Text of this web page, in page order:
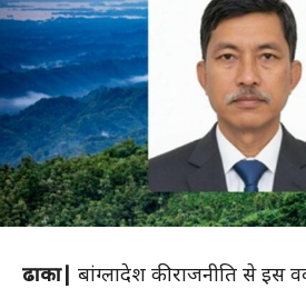
ढाका| बांग्लादेश की राजनीति से